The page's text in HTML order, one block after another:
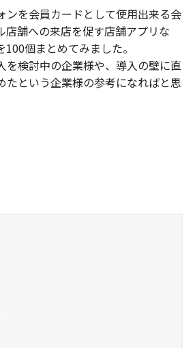
ンを会員カードとして使用出来る会
店舗への来店を促す店舗アプリな
個まとめてみました。
を検討中の企業様や、導入の壁に直
たという企業様の参考になればと思